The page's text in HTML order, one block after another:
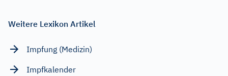
Weitere Lexikon Artikel
Impfung (Medizin)
Impfkalender